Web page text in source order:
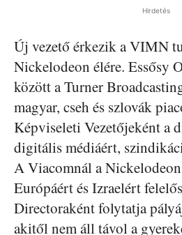
Hirdetés
Új vezető érkezik a VIMN
Nickelodeon élére. Essősy
között a Turner
magyar, cseh és szlovák
Képviseleti Vezetőjeként a
digitális médiáért,
A Viacomnál a
Európáért és Izraelért
Directoraként folytatja
akitől nem áll távol a